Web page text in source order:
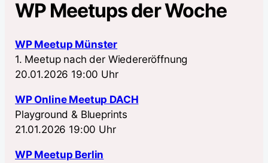
WP Meetups der Woche
WP Meetup Münster
1. Meetup nach der Wiedereröffnung
20.01.2026 19:00 Uhr
WP Online Meetup DACH
Playground & Blueprints
21.01.2026 19:00 Uhr
WP Meetup Berlin